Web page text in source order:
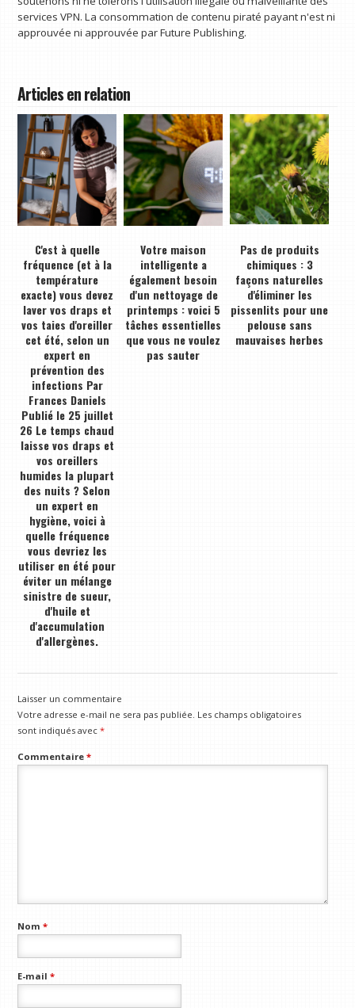
services VPN. La consommation de contenu piraté payant n'est ni
approuvée ni approuvée par Future Publishing.
Articles en relation
C'est à quelle
fréquence (et à la
température
exacte) vous devez
laver vos draps et
vos taies d'oreiller
cet été, selon un
expert en
prévention des
infections Par
Frances Daniels
Publié le 25 juillet
26 Le temps chaud
laisse vos draps et
vos oreillers
humides la plupart
des nuits ? Selon
un expert en
hygiène, voici à
quelle fréquence
vous devriez les
utiliser en été pour
éviter un mélange
sinistre de sueur,
d'huile et
d'accumulation
d'allergènes.
Votre maison
intelligente a
également besoin
d'un nettoyage de
printemps : voici 5
tâches essentielles
que vous ne voulez
pas sauter
Pas de produits
chimiques : 3
façons naturelles
d'éliminer les
pissenlits pour une
pelouse sans
mauvaises herbes
Laisser un commentaire
Votre adresse e-mail ne sera pas publiée. Les champs obligatoires
sont indiqués avec*
Commentaire*
Nom*
E-mail*